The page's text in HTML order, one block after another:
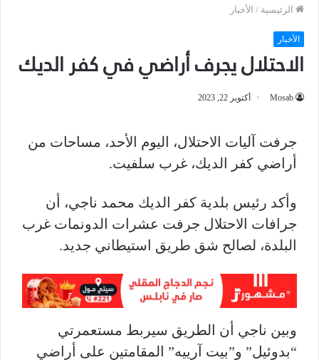
الرئيسية / الأخبار
الأخبار
الاحتلال يجرف أراضي في كفر الديك
Mosab أكتوبر 22, 2023
جرفت آليات الاحتلال، اليوم الأحد، مساحات من
أراضي كفر الديك، غرب سلفيت.
وأكد رئيس بلدية كفر الديك محمد ناجي، أن
جرافات الاحتلال جرفت عشرات الدونمات غرب
البلدة، لصالح شق طريق استيطاني جديد.
وبين ناجي أن الطريق سيربط مستعمرتي
“بدوئيل” و”بيت آرييه” المقامتين على أراضي